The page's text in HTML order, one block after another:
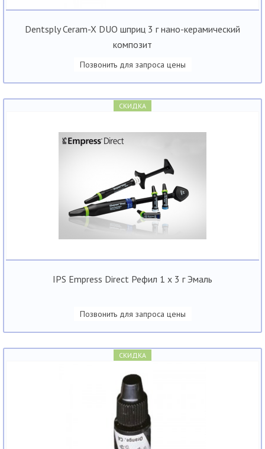
Dentsply Ceram-X DUO шприц 3 г нано-керамический
композит
Позвонить для запроса цены
СКИДКА
IPS Empress Direct Рефил 1 x 3 г Эмаль
Позвонить для запроса цены
СКИДКА